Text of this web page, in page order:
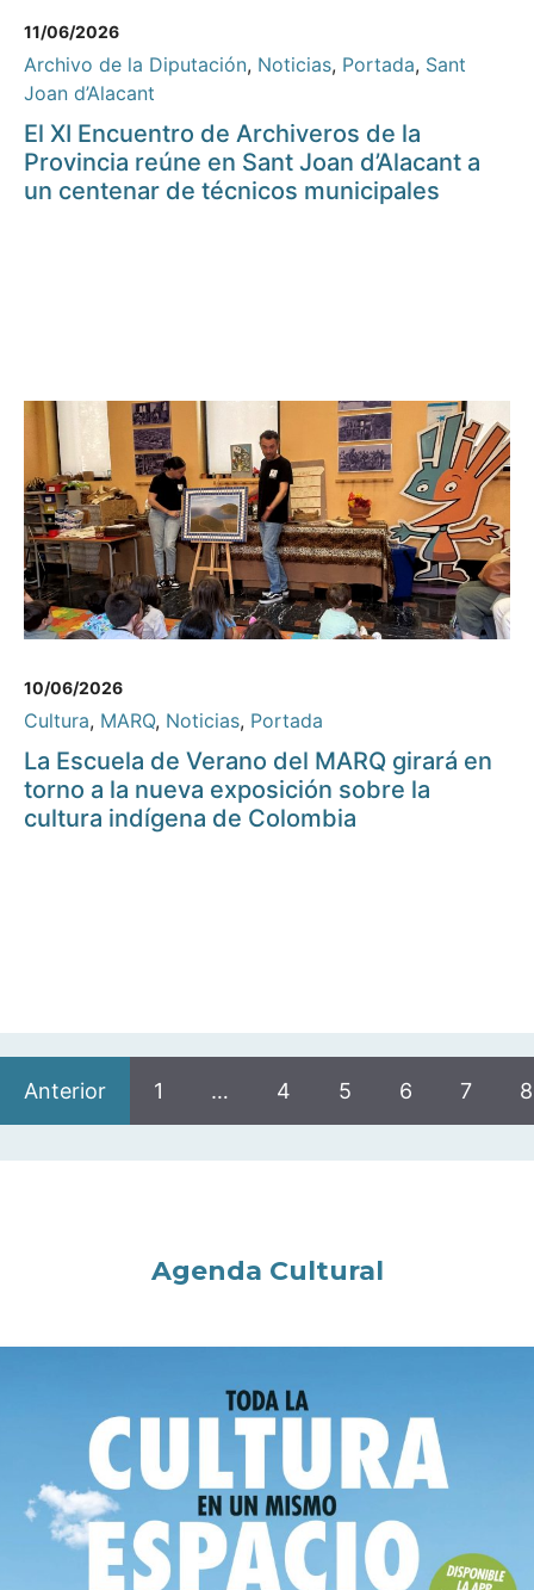
11/06/2026
Archivo de la Diputación, Noticias, Portada, Sant
Joan d’Alacant
El XI Encuentro de Archiveros de la
Provincia reúne en Sant Joan d’Alacant a
un centenar de técnicos municipales
10/06/2026
Cultura, MARQ, Noticias, Portada
La Escuela de Verano del MARQ girará en
torno a la nueva exposición sobre la
cultura indígena de Colombia
Anterior 1 … 4 5 6 7 8
Agenda Cultural